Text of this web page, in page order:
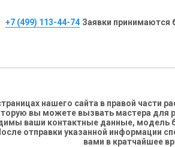
+7 (499) 113-44-74 Заявки принимаются
нашего сайта в правой части
вы можете вызвать мастера для
ваши контактные данные, модель
отправки указанной информации
вами в кратчайшее